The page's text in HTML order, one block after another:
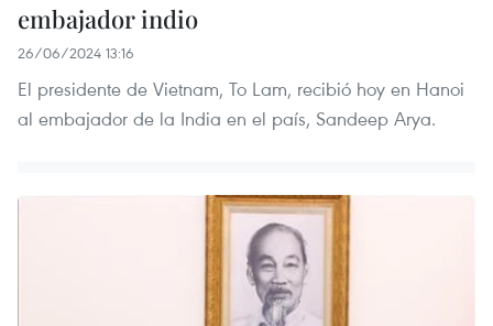
embajador indio
26/06/2024 13:16
El presidente de Vietnam, To Lam, recibió hoy en Hanoi
al embajador de la India en el país, Sandeep Arya.